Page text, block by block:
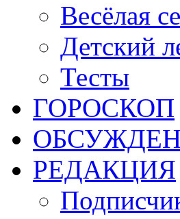
Весёлая
Детский
Тесты
ГОРОСКОП
РЕДАКЦИЯ